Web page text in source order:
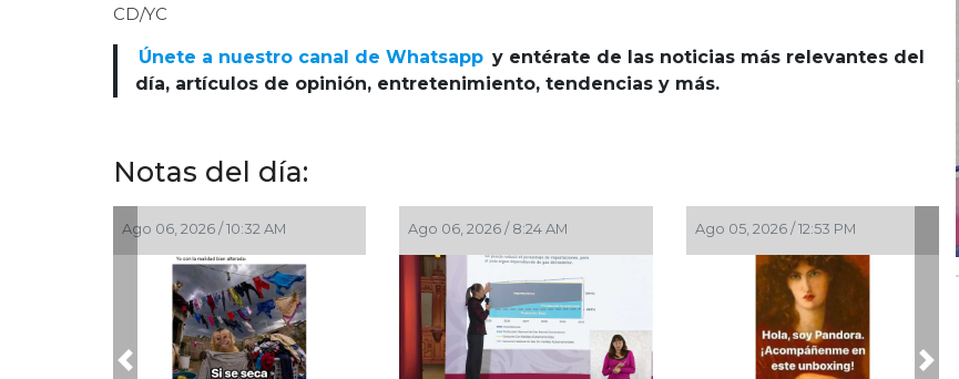
CD/YC
Únete a nuestro canal de Whatsapp y entérate de las noticias más relevantes del
día, artículos de opinión, entretenimiento, tendencias y más.
Notas del día:
Ago 06, 2026 / 10:32 AM Ago 06, 2026 / 8:24 AM Ago 05, 2026 / 12:53 PM
Previous Next